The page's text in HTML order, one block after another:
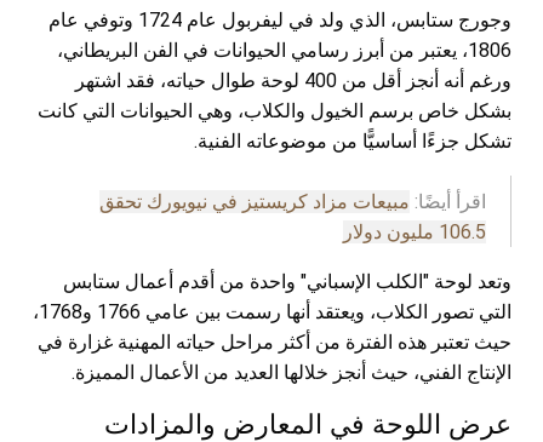
وجورج ستابس، الذي ولد في ليفربول عام 1724 وتوفي عام
1806، يعتبر من أبرز رسامي الحيوانات في الفن البريطاني،
ورغم أنه أنجز أقل من 400 لوحة طوال حياته، فقد اشتهر
بشكل خاص برسم الخيول والكلاب، وهي الحيوانات التي كانت
تشكل جزءًا أساسيًّا من موضوعاته الفنية.
اقرأ أيضًا: مبيعات مزاد كريستيز في نيويورك تحقق
106.5 مليون دولار
وتعد لوحة "الكلب الإسباني" واحدة من أقدم أعمال ستابس
التي تصور الكلاب، ويعتقد أنها رسمت بين عامي 1766 و1768،
حيث تعتبر هذه الفترة من أكثر مراحل حياته المهنية غزارة في
الإنتاج الفني، حيث أنجز خلالها العديد من الأعمال المميزة.
عرض اللوحة في المعارض والمزادات